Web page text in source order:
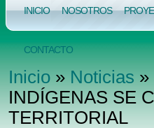
INICIO NOSOTROS
CONTACTO
Inicio»Noticias»
INDÍGENAS SE
TERRITORIAL